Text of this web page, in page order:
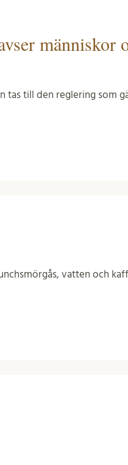
människor
tas till den reglering som
vatten och